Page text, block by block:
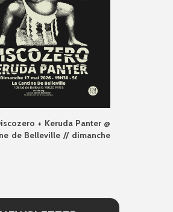
+ Keruda Panter @
de Belleville // dimanche